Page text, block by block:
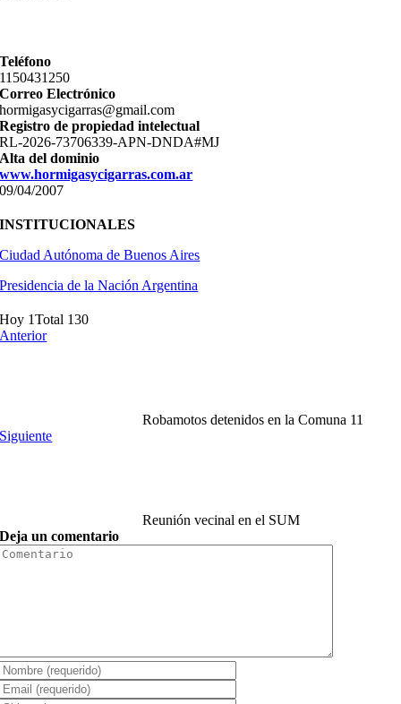
Teléfono
11­50431250
Correo Electrónico
hormigasycigarras@gmail.com
Registro de propiedad intelectual
RL-2026-73706339-APN-DNDA#MJ
Alta del dominio
www.hormigasycigarras.com.ar
09/04/2007
INSTITUCIONALES
Ciudad Autónoma de Buenos Aires
Presidencia de la Nación Argentina
Hoy 1Total 130
Anterior
Robamotos detenidos en la Comuna 11
Siguiente
Reunión vecinal en el SUM
Deja un comentario